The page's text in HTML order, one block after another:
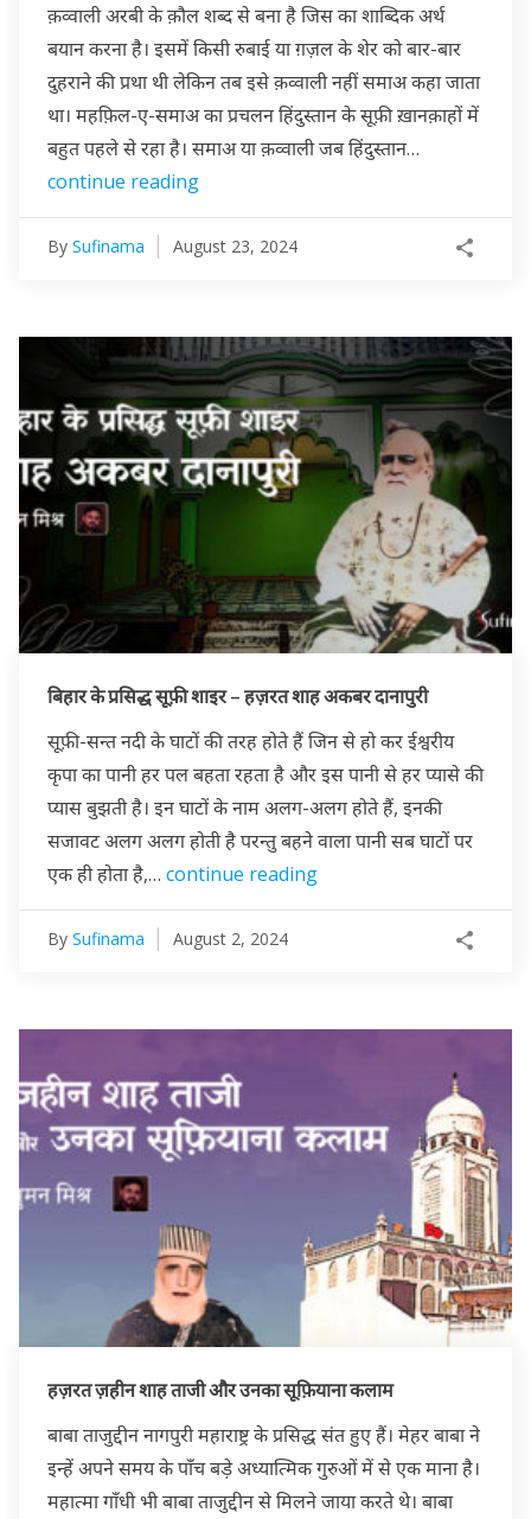
क़व्वाली अरबी के क़ौल शब्द से बना है जिस का शाब्दिक अर्थ
बयान करना है। इसमें किसी रुबाई या ग़ज़ल के शेर को बार-बार
दुहराने की प्रथा थी लेकिन तब इसे क़व्वाली नहीं समाअ कहा जाता
था। महफ़िल-ए-समाअ का प्रचलन हिंदुस्तान के सूफ़ी ख़ानक़ाहों में
बहुत पहले से रहा है। समाअ या क़व्वाली जब हिंदुस्तान…
continue reading
By Sufinama August 23, 2024
बिहार के प्रसिद्ध सूफ़ी शाइर – हज़रत शाह अकबर दानापुरी
सूफ़ी-सन्त नदी के घाटों की तरह होते हैं जिन से हो कर ईश्वरीय
कृपा का पानी हर पल बहता रहता है और इस पानी से हर प्यासे की
प्यास बुझती है। इन घाटों के नाम अलग-अलग होते हैं, इनकी
सजावट अलग अलग होती है परन्तु बहने वाला पानी सब घाटों पर
एक ही होता है,… continue reading
By Sufinama August 2, 2024
हज़रत ज़हीन शाह ताजी और उनका सूफ़ियाना कलाम
बाबा ताजुद्दीन नागपुरी महाराष्ट्र के प्रसिद्ध संत हुए हैं। मेहर बाबा ने
इन्हें अपने समय के पाँच बड़े अध्यात्मिक गुरुओं में से एक माना है।
महात्मा गाँधी भी बाबा ताजुद्दीन से मिलने जाया करते थे। बाबा